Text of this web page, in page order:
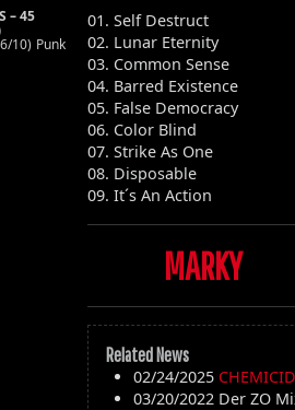
– 45
10) Punk
01. Self Destruct
02. Lunar Eternity
03. Common Sense
04. Barred Existence
05. False Democracy
06. Color Blind
07. Strike As One
08. Disposable
09. It´s An Action
MARKY
Related News
02/24/2025
03/20/2022 Der ZO